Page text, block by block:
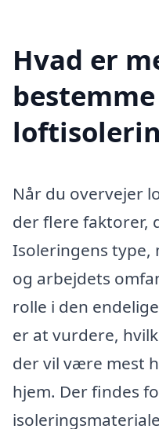
Hvad er
Når du overvejer
der flere faktorer,
Isoleringens type,
og arbejdets
rolle i den
er at vurdere,
der vil være mest
hjem. Der findes